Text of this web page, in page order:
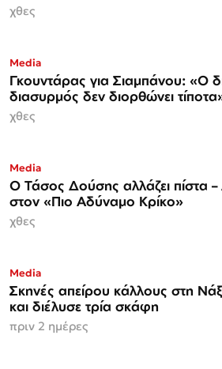
χθες
Media
Γκουντάρας για Σιαμπάνου: «Ο
διασυρμός δεν διορθώνει
χθες
Media
Ο Τάσος Δούσης αλλάζει πίστα –
στον «Πιο Αδύναμο Κρίκο»
χθες
Media
Σκηνές απείρου κάλλους στη
και διέλυσε τρία σκάφη
πριν 2 ημέρες